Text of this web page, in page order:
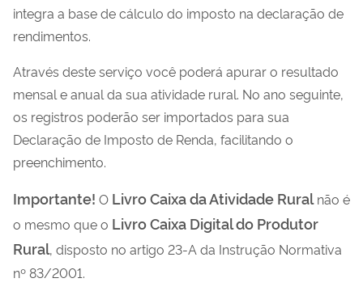
integra a base de cálculo do imposto na declaração de
rendimentos.
Através deste serviço você poderá apurar o resultado
mensal e anual da sua atividade rural. No ano seguinte,
os registros poderão ser importados para sua
Declaração de Imposto de Renda, facilitando o
preenchimento.
Importante! O Livro Caixa da Atividade Ruralnão é
o mesmo que o Livro Caixa Digital do Produtor
Rural, disposto no artigo 23-A da Instrução Normativa
nº 83/2001.